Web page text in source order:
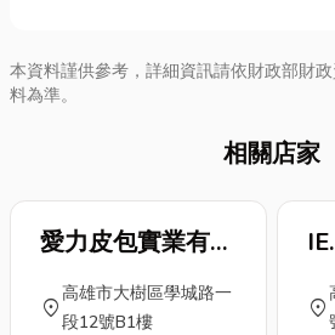
本資料謹供參考，詳細資訊請依財政部財
料為準。
相關店家
愛力皮包實業有限
公司
location_on
高雄市大樹區學城路一
段12號B1樓
location_on